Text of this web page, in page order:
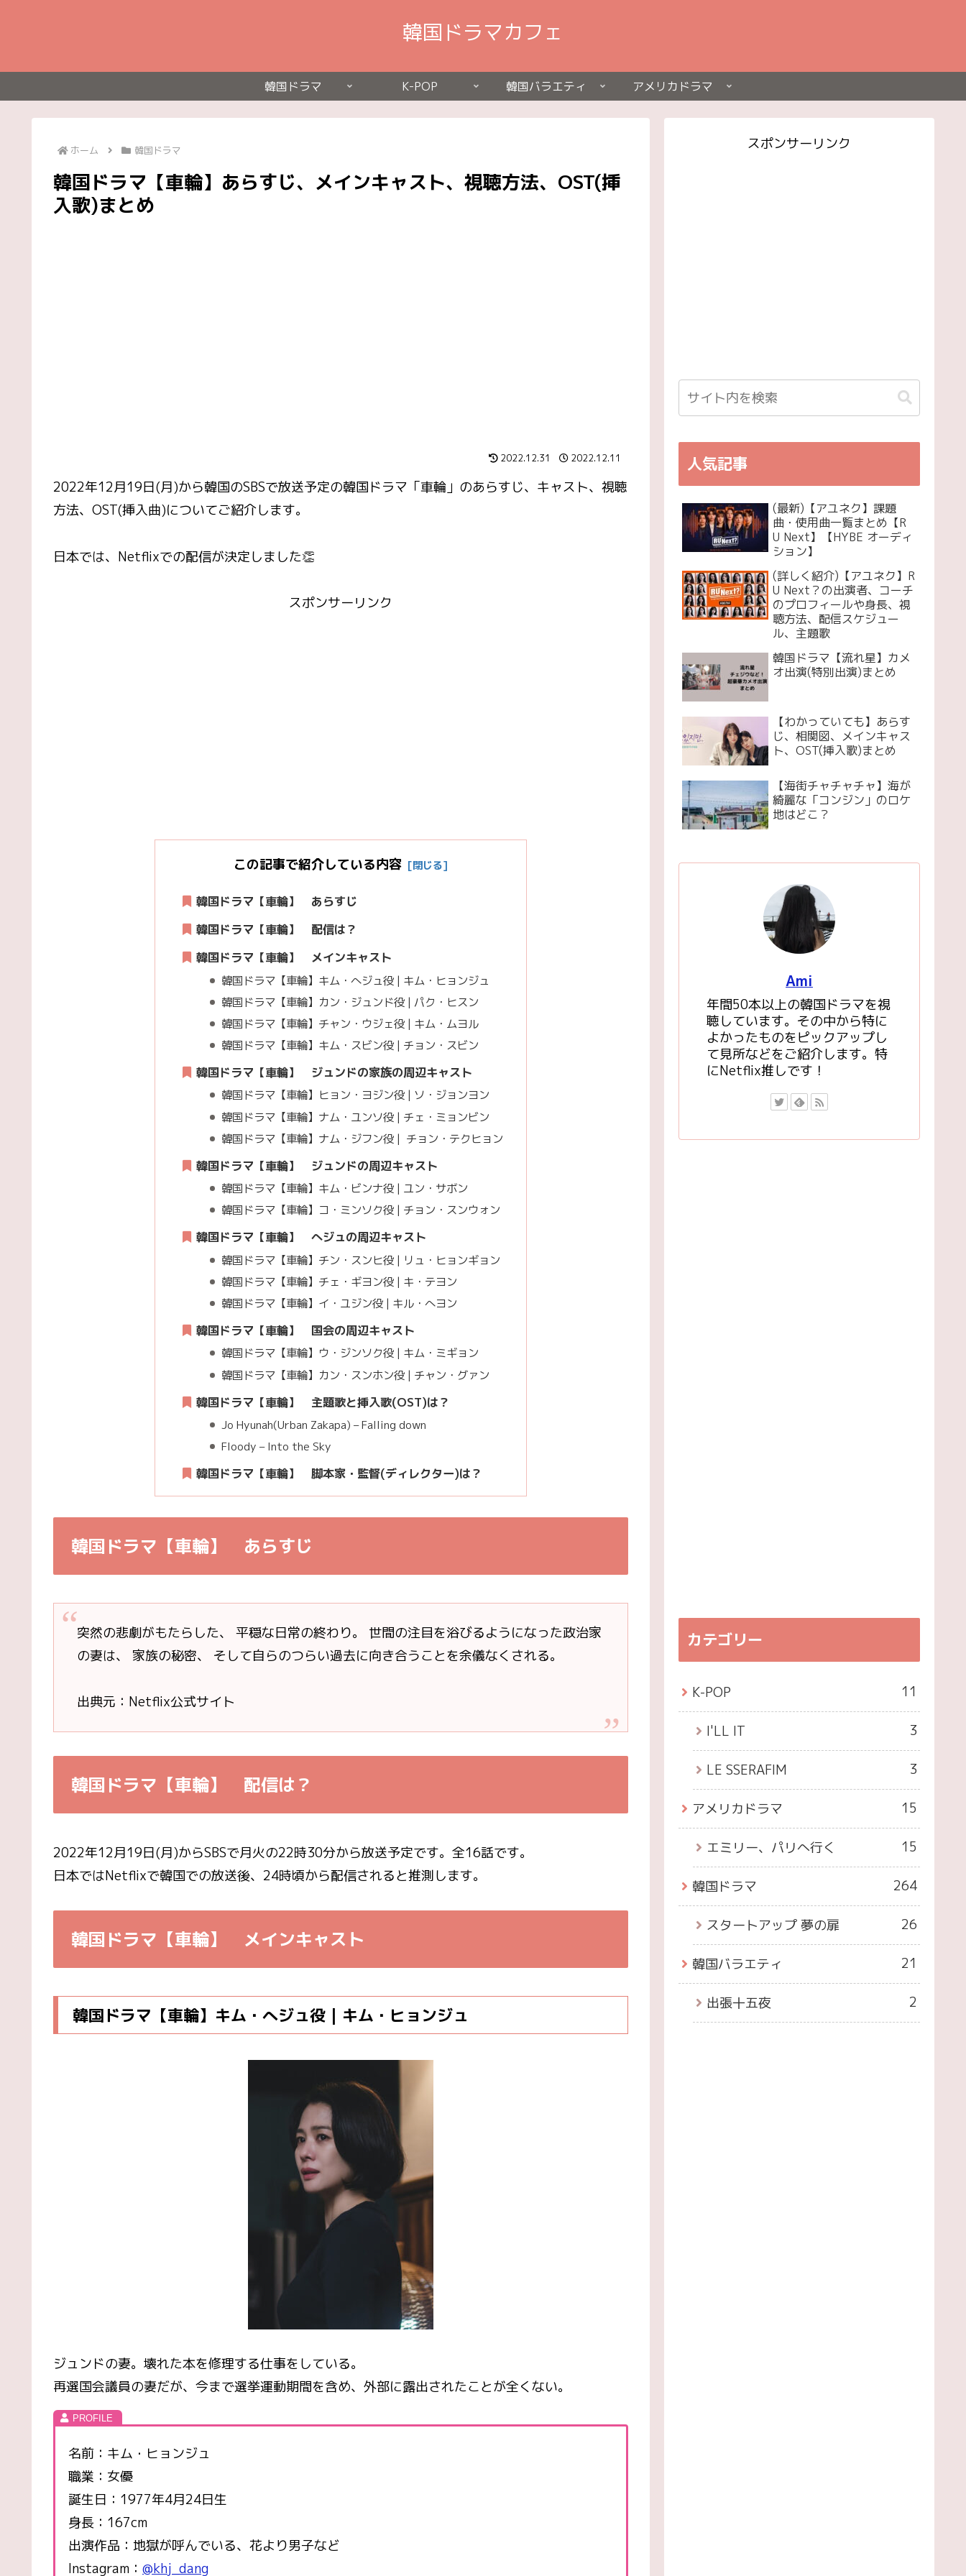
韓国ドラマカフェ
韓国ドラマ K-POP 韓国バラエティ アメリカドラマ
ホーム 韓国ドラマ
韓国ドラマ【車輪】あらすじ、メインキャスト、視聴方法、OST(挿
入歌)まとめ
2022.12.31 2022.12.11
2022年12月19日(月)から韓国のSBSで放送予定の韓国ドラマ「車輪」のあらすじ、キャスト、視聴
方法、OST(挿入曲)についてご紹介します。
日本では、Netflixでの配信が決定しました👏
スポンサーリンク
この記事で紹介している内容
韓国ドラマ【車輪】 あらすじ
韓国ドラマ【車輪】 配信は？
韓国ドラマ【車輪】 メインキャスト
韓国ドラマ【車輪】キム・へジュ役 | キム・ヒョンジュ
韓国ドラマ【車輪】カン・ジュンド役 | パク・ヒスン
韓国ドラマ【車輪】チャン・ウジェ役 | キム・ムヨル
韓国ドラマ【車輪】キム・スビン役 | チョン・スビン
韓国ドラマ【車輪】 ジュンドの家族の周辺キャスト
韓国ドラマ【車輪】ヒョン・ヨジン役 | ソ・ジョンヨン
韓国ドラマ【車輪】ナム・ユンソ役 | チェ・ミョンビン
韓国ドラマ【車輪】ナム・ジフン役 | チョン・テクヒョン
韓国ドラマ【車輪】 ジュンドの周辺キャスト
韓国ドラマ【車輪】キム・ビンナ役 | ユン・サボン
韓国ドラマ【車輪】コ・ミンソク役 | チョン・スンウォン
韓国ドラマ【車輪】 へジュの周辺キャスト
韓国ドラマ【車輪】チン・スンヒ役 | リュ・ヒョンギョン
韓国ドラマ【車輪】チェ・ギヨン役 | キ・テヨン
韓国ドラマ【車輪】イ・ユジン役 | キル・へヨン
韓国ドラマ【車輪】 国会の周辺キャスト
韓国ドラマ【車輪】ウ・ジンソク役 | キム・ミギョン
韓国ドラマ【車輪】カン・スンホン役 | チャン・グァン
韓国ドラマ【車輪】 主題歌と挿入歌(OST)は？
Jo Hyunah(Urban Zakapa) – Falling down
Floody – Into the Sky
韓国ドラマ【車輪】脚本家・監督(ディレクター)は？
韓国ドラマ【車輪】 あらすじ
突然の悲劇がもたらした、 平穏な日常の終わり。 世間の注目を浴びるようになった政治家
の妻は、 家族の秘密、 そして自らのつらい過去に向き合うことを余儀なくされる。
出典元：Netflix公式サイト
韓国ドラマ【車輪】 配信は？
2022年12月19日(月)からSBSで月火の22時30分から放送予定です。全16話です。
日本ではNetflixで韓国での放送後、24時頃から配信されると推測します。
韓国ドラマ【車輪】 メインキャスト
韓国ドラマ【車輪】キム・へジュ役 | キム・ヒョンジュ
ジュンドの妻。壊れた本を修理する仕事をしている。
再選国会議員の妻だが、今まで選挙運動期間を含め、外部に露出されたことが全くない。
名前：キム・ヒョンジュ
職業：女優
誕生日：1977年4月24日生
身長：167cm
出演作品：地獄が呼んでいる、花より男子など
Instagram： @khj_dang
スポンサーリンク
人気記事
(最新)【アユネク】課題
曲・使用曲一覧まとめ【R
U Next】【HYBE オーディ
ション】
(詳しく紹介)【アユネク】R
U Next？の出演者、コーチ
のプロフィールや身長、視
聴方法、配信スケジュー
ル、主題歌
韓国ドラマ【流れ星】カメ
オ出演(特別出演)まとめ
【わかっていても】あらす
じ、相関図、メインキャス
ト、OST(挿入歌)まとめ
【海街チャチャチャ】海が
綺麗な「コンジン」のロケ
地はどこ？
Ami
年間50本以上の韓国ドラマを視
聴しています。その中から特に
よかったものをピックアップし
て見所などをご紹介します。特
にNetflix推しです！
カテゴリー
K-POP 11
I'LL IT 3
LE SSERAFIM 3
アメリカドラマ 15
エミリー、パリへ行く 15
韓国ドラマ 264
スタートアップ 夢の扉 26
韓国バラエティ 21
出張十五夜 2